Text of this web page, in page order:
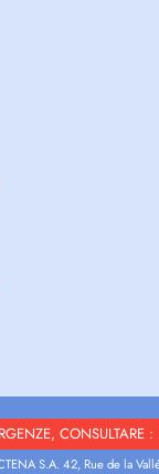
CONSULTARE :
S.A. 42, Rue de la